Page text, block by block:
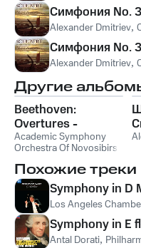
Симфония No.
Alexander Dmitriev,
Симфония No.
Alexander Dmitriev,
Другие
Beethoven:
Overtures -
Symphony No. 5 in
C Minor, Op. 67
Academic Symphony
Orchestra Of Novosibirsk
Kats,Academic
Symphony Orchestra of
Saint Petersburg
Philarmony,Alexander
Dmitriev
2
Похожие треки
Symphony in D
Los Angeles
Symphony in E
Antal Dorati,